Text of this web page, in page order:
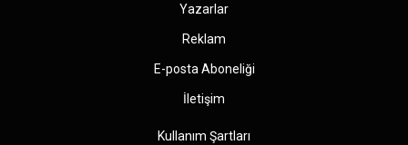
Yazarlar
Reklam
E-posta Aboneliği
İletişim
Kullanım Şartları